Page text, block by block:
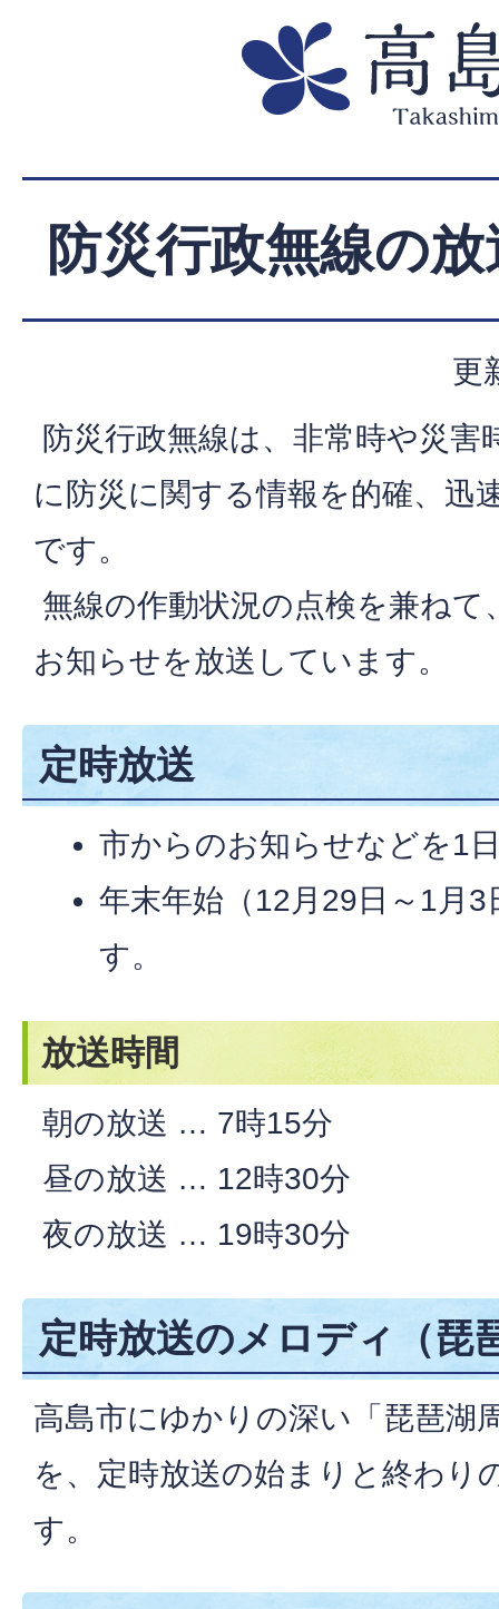
防災行政無線の
更
防災行政無線は、非常時や災
に防災に関する情報を的確、迅
です。
無線の作動状況の点検を兼ねて
お知らせを放送しています。
定時放送
市からのお知らせなどを1
年末年始（12月29日～1月
す。
放送時間
朝の放送 … 7時15分
昼の放送 … 12時30分
夜の放送 … 19時30分
定時放送のメロディ（琵
高島市にゆかりの深い「琵琶湖
を、定時放送の始まりと終わり
す。